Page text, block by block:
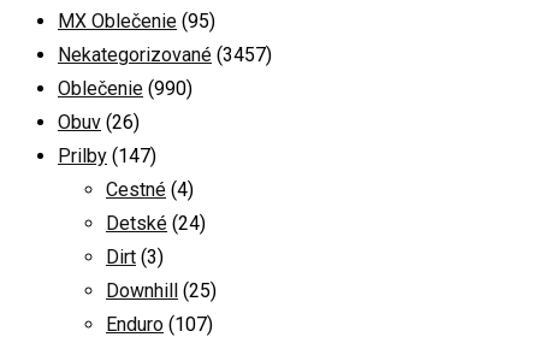
MX Oblečenie (95)
Nekategorizované (3457)
Oblečenie (990)
Obuv (26)
Prilby (147)
Cestné (4)
Detské (24)
Dirt (3)
Downhill (25)
Enduro (107)